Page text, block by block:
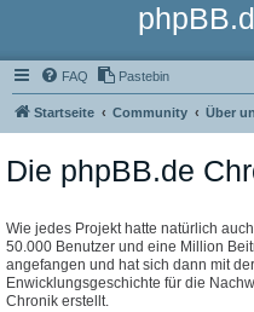
FAQ Pastebin
Startseite Community Über
Die phpBB.de
Wie jedes Projekt hatte natürlich
50.000 Benutzer und eine Million
angefangen und hat sich dann mit
Enwicklungsgeschichte für die
Chronik erstellt.